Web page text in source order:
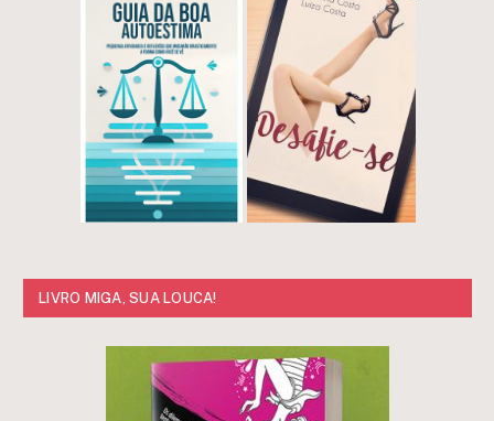
LIVRO MIGA, SUA LOUCA!